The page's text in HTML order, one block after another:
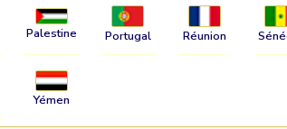
Palestine Portugal Réunion
Yémen